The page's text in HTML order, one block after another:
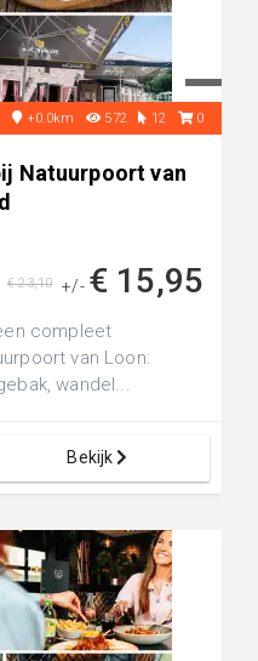
+0.0km 572 12 0
Natuurpoort van
+/- € 15,95
€ 23,10
compleet
van Loon:
wandel...
Bekijk